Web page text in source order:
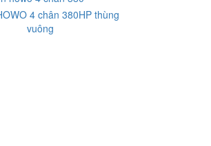
4 chân 380HP thùng
vuông